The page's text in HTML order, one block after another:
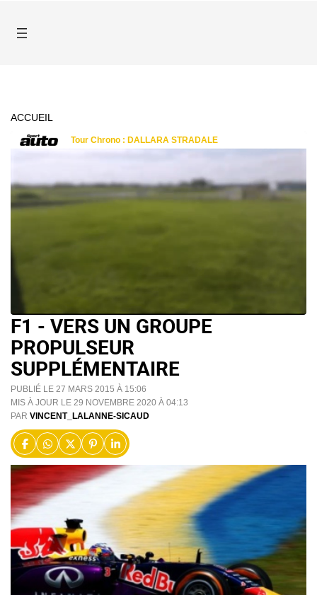
ACCUEIL
F1 - VERS UN GROUPE
PROPULSEUR
SUPPLÉMENTAIRE
PUBLIÉ LE 27 MARS 2015 À 15:06
MIS À JOUR LE 29 NOVEMBRE 2020 À 04:13
PAR VINCENT_LALANNE-SICAUD